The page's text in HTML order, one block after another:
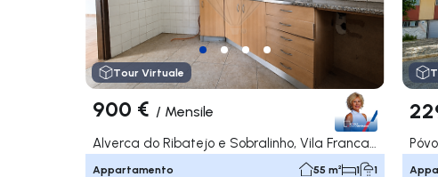
Tour Virtuale
900 € / Mensile
Alverca do Ribatejo e Sobralinho, Vila Franca de Xira
Appartamento 55 m² 1 1